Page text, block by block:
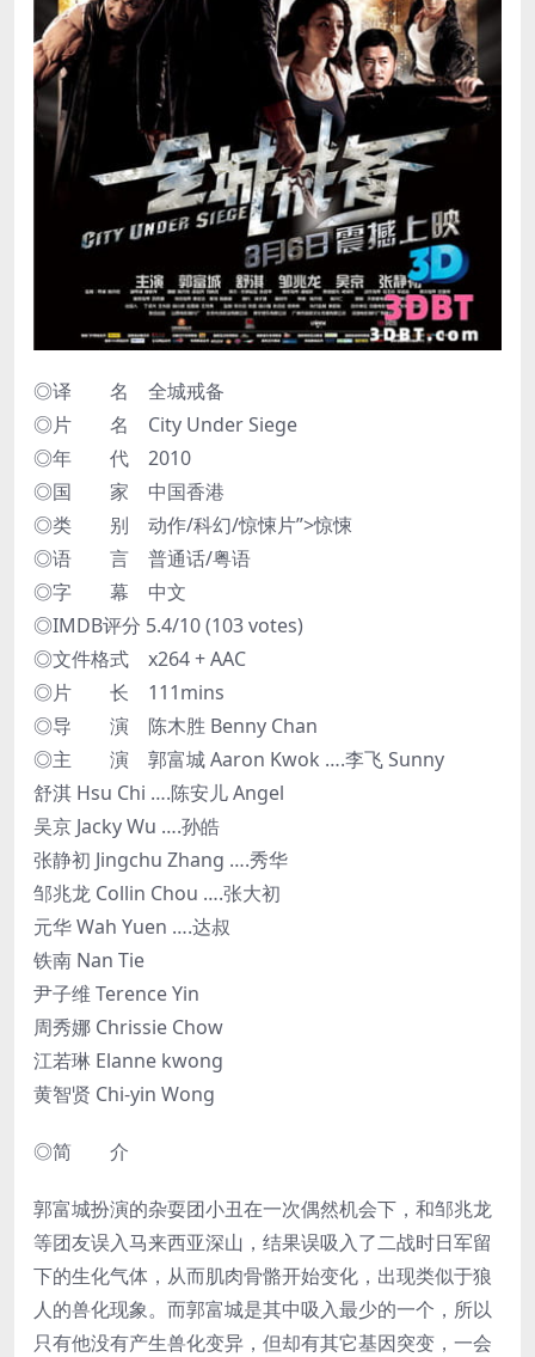
◎译 名 全城戒备
◎片 名 City Under Siege
◎年 代 2010
◎国 家 中国香港
◎类 别 动作/科幻/惊悚片”>惊悚
◎语 言 普通话/粤语
◎字 幕 中文
◎IMDB评分 5.4/10 (103 votes)
◎文件格式 x264 + AAC
◎片 长 111mins
◎导 演 陈木胜 Benny Chan
◎主 演 郭富城 Aaron Kwok ….李飞 Sunny
舒淇 Hsu Chi ….陈安儿 Angel
吴京 Jacky Wu ….孙皓
张静初 Jingchu Zhang ….秀华
邹兆龙 Collin Chou ….张大初
元华 Wah Yuen ….达叔
铁南 Nan Tie
尹子维 Terence Yin
周秀娜 Chrissie Chow
江若琳 Elanne kwong
黄智贤 Chi-yin Wong
◎简 介
郭富城扮演的杂耍团小丑在一次偶然机会下，和邹兆龙
等团友误入马来西亚深山，结果误吸入了二战时日军留
下的生化气体，从而肌肉骨骼开始变化，出现类似于狼
人的兽化现象。而郭富城是其中吸入最少的一个，所以
只有他没有产生兽化变异，但却有其它基因突变，一会